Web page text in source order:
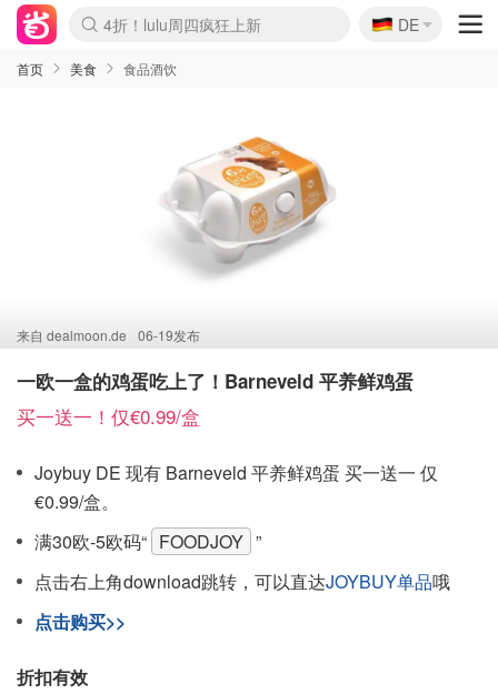
Boticinal 夏促开抢！
4折！lulu周四疯狂上新
还没结束！&OtherStories大促
Joybuy变相75折 随时失效
速领！Stanley独家85折
疑似霸哥！Camper额外叠85折
Zalando 奥莱闪促！每日更新
Moncler反季囤！5折起+叠9折
Coach Brooklyn仅€192
🇩🇪
DE
首页 美食 食品酒饮
来自 dealmoon.de 06-19发布
一欧一盒的鸡蛋吃上了！Barneveld 平养鲜鸡蛋
买一送一！仅€0.99/盒
Joybuy DE 现有 Barneveld 平养鲜鸡蛋 买一送一 仅
€0.99/盒。
满30欧-5欧码“ FOODJOY ”
点击右上角download跳转，可以直达JOYBUY单品哦
点击购买>>
折扣有效